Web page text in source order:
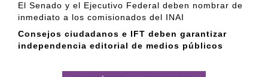
El Senado y el Ejecutivo Federal deben nombrar de
inmediato a los comisionados del INAI
Consejos ciudadanos e IFT deben garantizar
independencia editorial de medios públicos